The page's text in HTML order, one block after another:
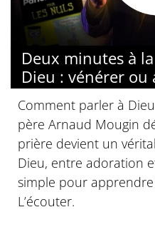
Deux minutes à
Dieu : vénérer ou
Comment parler à
père Arnaud Mougin
prière devient un
Dieu, entre adoration
simple pour
L’écouter.